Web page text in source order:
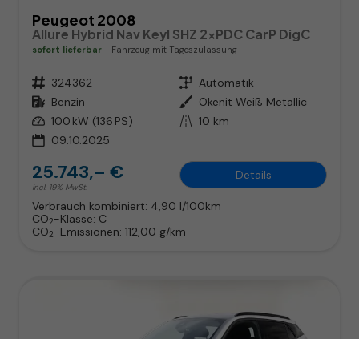
Peugeot 2008
Allure Hybrid Nav Keyl SHZ 2xPDC CarP DigC
sofort lieferbar Fahrzeug mit Tageszulassung
Fahrzeugnr. 324362 Getriebe Automatik
Kraftstoff Benzin Außenfarbe Okenit Weiß Metallic
Leistung 100 kW (136 PS) Kilometerstand 10 km
09.10.2025
25.743,– €
incl. 19% MwSt.
Details
Verbrauch kombiniert: 4,90 l/100km
CO2-Klasse: C
CO2-Emissionen: 112,00 g/km